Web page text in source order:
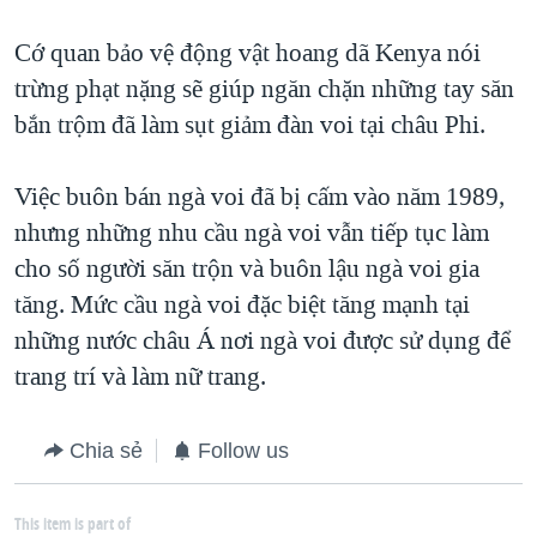
Cớ quan bảo vệ động vật hoang dã Kenya nói
trừng phạt nặng sẽ giúp ngăn chặn những tay săn
bắn trộm đã làm sụt giảm đàn voi tại châu Phi.
Việc buôn bán ngà voi đã bị cấm vào năm 1989,
nhưng những nhu cầu ngà voi vẫn tiếp tục làm
cho số người săn trộn và buôn lậu ngà voi gia
tăng. Mức cầu ngà voi đặc biệt tăng mạnh tại
những nước châu Á nơi ngà voi được sử dụng để
trang trí và làm nữ trang.
Chia sẻ Follow us
This item is part of